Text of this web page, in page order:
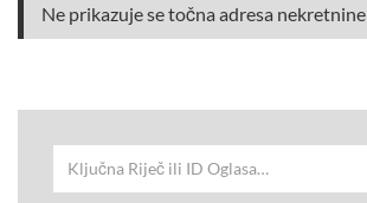
Ne prikazuje se točna adresa nekretnine